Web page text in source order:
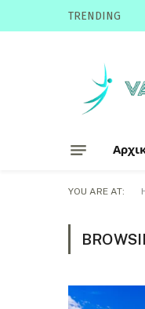
TRENDING
YOU ARE AT: